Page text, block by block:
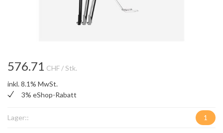
576.71 CHF / Stk.
inkl. 8.1% MwSt.
3% eShop-Rabatt
Lager:: 1